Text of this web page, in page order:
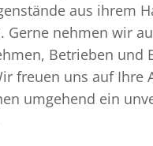
aus ihrem
Gerne nehmen wir
Betrieben und
freuen uns auf Ihre
umgehend ein